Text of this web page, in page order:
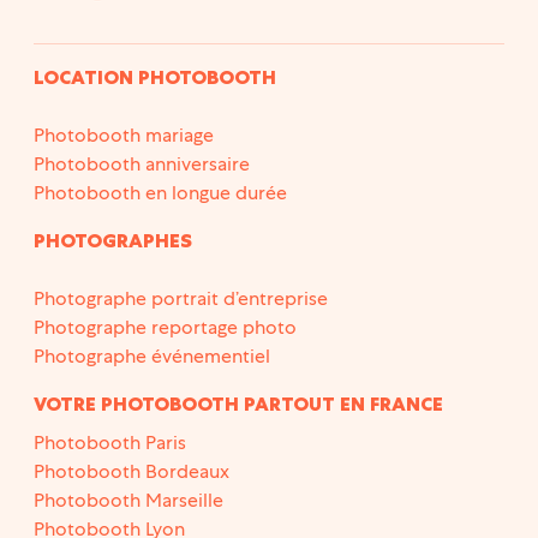
LOCATION PHOTOBOOTH
Photobooth mariage
Photobooth anniversaire
Photobooth en longue durée
PHOTOGRAPHES
Photographe portrait d’entreprise
Photographe reportage photo
Photographe événementiel
VOTRE PHOTOBOOTH PARTOUT EN FRANCE
Photobooth Paris
Photobooth Bordeaux
Photobooth Marseille
Photobooth Lyon